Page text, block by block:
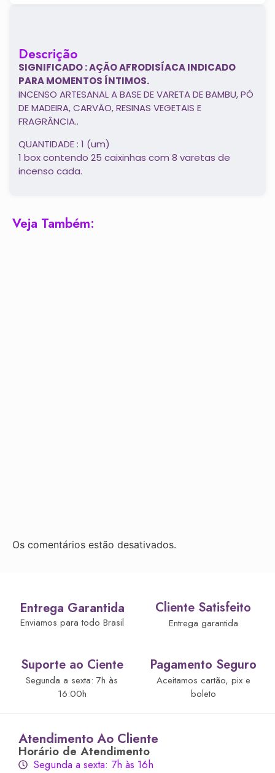
Descrição
SIGNIFICADO : AÇÃO AFRODISÍACA INDICADO
PARA MOMENTOS ÍNTIMOS.
INCENSO ARTESANAL A BASE DE VARETA DE BAMBU, PÓ
DE MADEIRA, CARVÃO, RESINAS VEGETAIS E
FRAGRÂNCIA..
QUANTIDADE : 1 (um)
1 box contendo 25 caixinhas com 8 varetas de
incenso cada.
Veja Também:
Os comentários estão desativados.
Entrega Garantida
Enviamos para todo Brasil
Cliente Satisfeito
Entrega garantida
Suporte ao Ciente
Segunda a sexta: 7h às
16:00h
Pagamento Seguro
Aceitamos cartão, pix e
boleto
Atendimento Ao Cliente
Horário de Atendimento
Segunda a sexta: 7h às 16h